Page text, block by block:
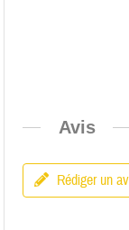
Avis
Rédiger un